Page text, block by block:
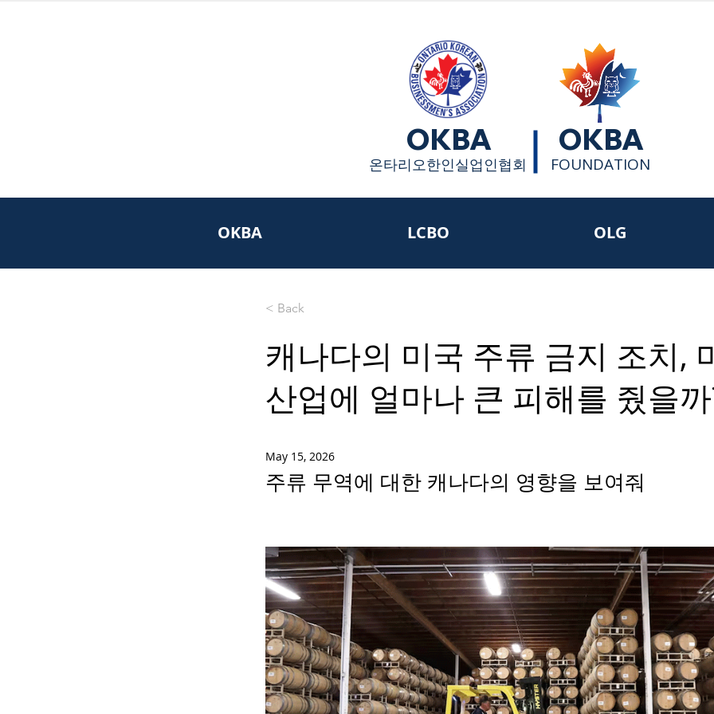
OKBA
​온타리오한인실업인협회
OKBA
FOUNDATION
OKBA LCBO OLG
< Back
캐나다의 미국 주류 금지 조치,
산업에 얼마나 큰 피해를 줬을
May 15, 2026
주류 무역에 대한 캐나다의 영향을 보여줘